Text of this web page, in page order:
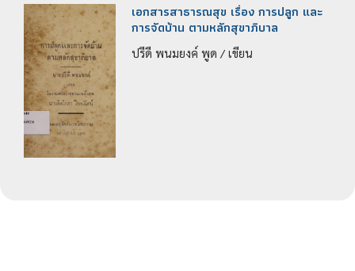
เอกสารสาธารณสุข เรื่อง การปลูก และ
การจัดบ้าน ตามหลักสุขาภิบาล
ปรีดี พนมยงค์ พูด / เขียน